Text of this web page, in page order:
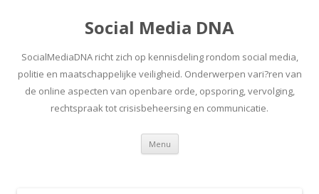
Social Media DNA
SocialMediaDNA richt zich op kennisdeling rondom social media,
politie en maatschappelijke veiligheid. Onderwerpen vari?ren van
de online aspecten van openbare orde, opsporing, vervolging,
rechtspraak tot crisisbeheersing en communicatie.
Menu Spring
inhoud